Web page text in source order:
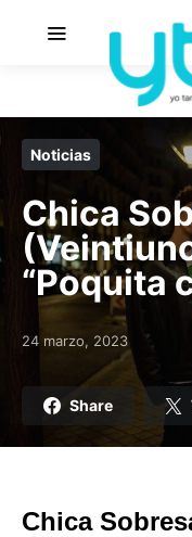
Noticias
Chica
“Poquita
Posted on
24 marzo, 2023
Share
Chica